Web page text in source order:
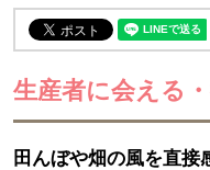
生産者に会える
田んぼや畑の風を直接